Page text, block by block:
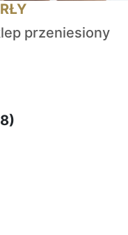
przeniesiony